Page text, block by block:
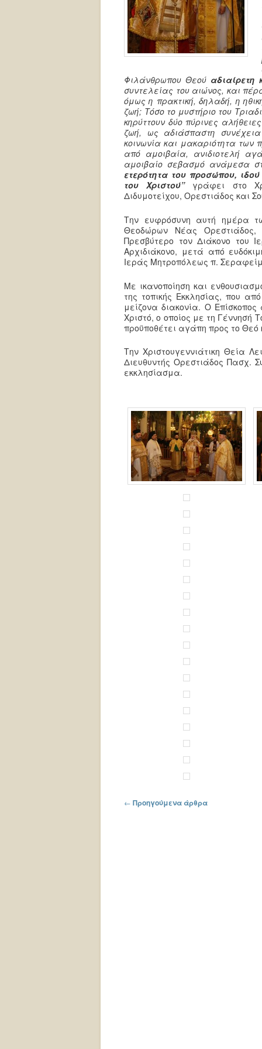
Φιλάνθρωπου Θεού
συντελείας του αιώνος, και
όμως η πρακτική, δηλαδή, η
ζωή; Τόσο το μυστήριο του
κηρύττουν δύο πύρινες
ζωή, ως αδιάσπαστη συνέχεια
κοινωνία και μακαριότητα των
από αμοιβαία, ανιδιοτελή
αμοιβαίο σεβασμό ανάμεσα
ετερότητα του προσώπου,
του Χριστού” γράφει στο
Διδυμοτείχου, Ορεστιάδος και
Την ευφρόσυνη αυτή ημέρα
Θεοδώρων Νέας Ορεστιάδος,
Πρεσβύτερο τον Διάκονο του
Αρχιδιάκονο, μετά από
Ιεράς Μητροπόλεως π.
Με ικανοποίηση και
της τοπικής Εκκλησίας, που
μείζονα διακονία. Ο
Χριστό, ο οποίος με τη Γέννησή
προϋποθέτει αγάπη προς το
Την Χριστουγεννιάτικη Θεία
Διευθυντής Ορεστιάδος Πασχ.
εκκλησίασμα.
Πλοήγηση στα άρθρα
← Προηγούμενα άρθρα